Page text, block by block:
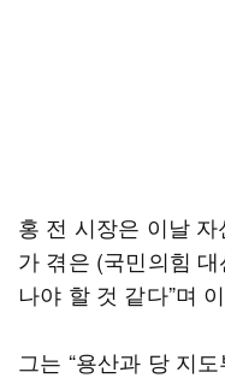
홍 전 시장은 이날
가 겪은 (국민의힘
나야 할 것 같다”며
그는 “용산과 당 지